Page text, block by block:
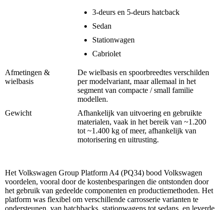
3-deurs en 5-deurs hatcback
Sedan
Stationwagen
Cabriolet
Afmetingen &
wielbasis
De wielbasis en spoorbreedtes verschilden
per modelvariant, maar allemaal in het
segment van compacte / small familie
modellen.
Gewicht
Afhankelijk van uitvoering en gebruikte
materialen, vaak in het bereik van ~1.200
tot ~1.400 kg of meer, afhankelijk van
motorisering en uitrusting.
Het Volkswagen Group Platform A4 (PQ34) bood Volkswagen
voordelen, vooral door de kostenbesparingen die ontstonden door
het gebruik van gedeelde componenten en productiemethoden. Het
platform was flexibel om verschillende carrosserie varianten te
ondersteunen, van hatchbacks, stationwagens tot sedans, en leverde